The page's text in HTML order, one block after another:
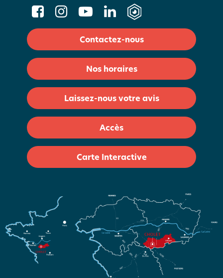
Contactez-nous
Nos horaires
Laissez-nous votre avis
Accès
Carte Interactive